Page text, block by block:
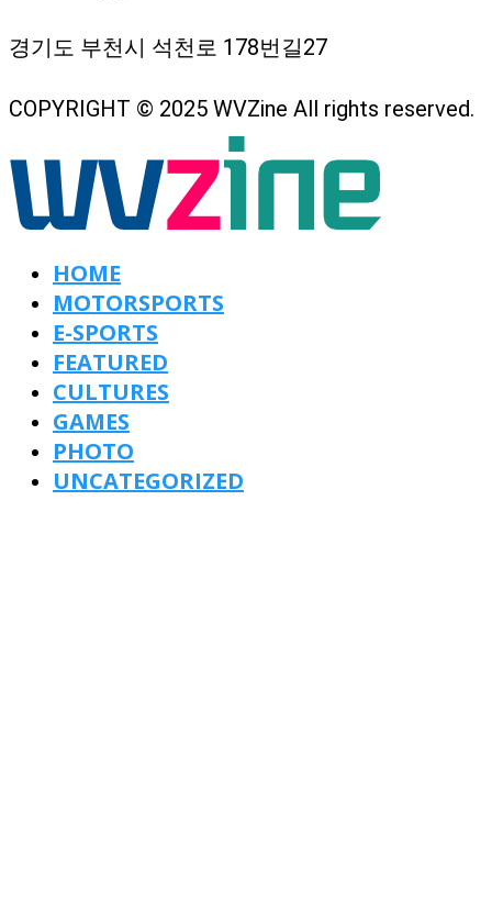
경기도 부천시 석천로 178번길27
COPYRIGHT © 2025 WVZine All rights reserved.
HOME
MOTORSPORTS
E-SPORTS
FEATURED
CULTURES
GAMES
PHOTO
UNCATEGORIZED